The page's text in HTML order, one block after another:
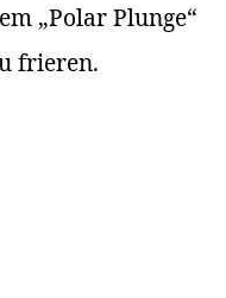
„Polar Plunge“
frieren.